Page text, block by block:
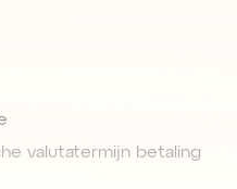
valutatermijn betaling